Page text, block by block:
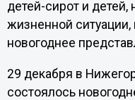
детей-сирот и
жизненной
новогоднее
29 декабря в
состоялось